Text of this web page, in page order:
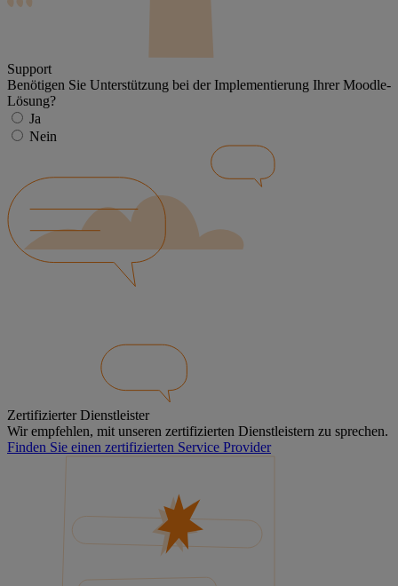
Support
Benötigen Sie Unterstützung bei der Implementierung Ihrer Moodle-
Lösung?
Ja
Nein
Zertifizierter Dienstleister
Wir empfehlen, mit unseren zertifizierten Dienstleistern zu sprechen.
Finden Sie einen zertifizierten Service Provider